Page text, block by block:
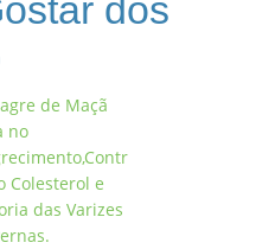
dos
de Maçã
no
Colesterol e
das Varizes